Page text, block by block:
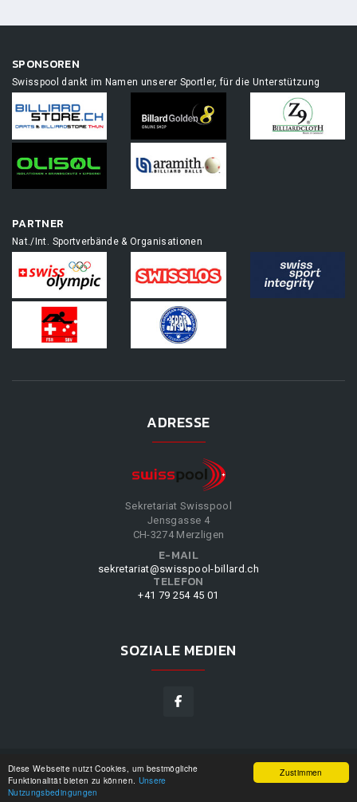
Zustimmen
Diese Webseite nutzt Cookies, um bestmögliche
Funktionalität bieten zu können. Unsere
Nutzungsbedingungen
SPONSOREN
Swisspool dankt im Namen unserer Sportler, für die Unterstützung
PARTNER
Nat./Int. Sportverbände & Organisationen
ADRESSE
Sekretariat Swisspool
Jensgasse 4
CH-3274 Merzligen
E-MAIL
sekretariat@swisspool-billard.ch
TELEFON
+41 79 254 45 01
SOZIALE MEDIEN
SWISSPOOL©2026|DESIGN BY
UNSERE
NUTZUNGSBEDINGUNGEN